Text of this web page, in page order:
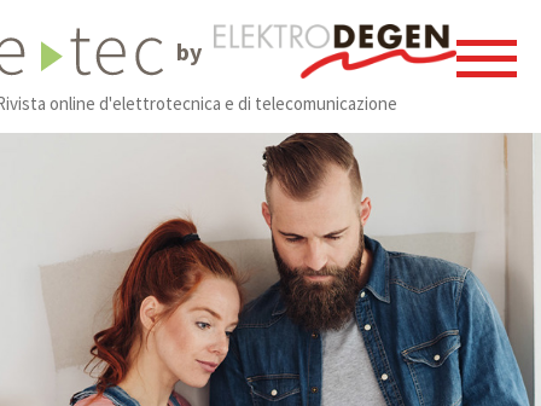
by
online d'elettrotecnica e di telecomunicazione